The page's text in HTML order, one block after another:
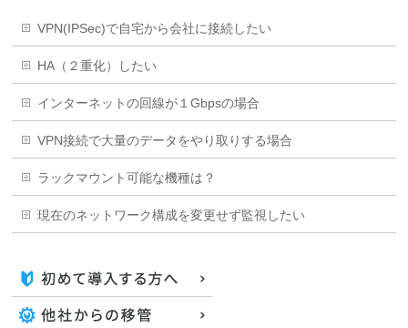
VPN(IPSec)で自宅から会社に接続したい
HA（２重化）したい
インターネットの回線が１Gbpsの場合
VPN接続で大量のデータをやり取りする場合
ラックマウント可能な機種は？
現在のネットワーク構成を変更せず監視したい